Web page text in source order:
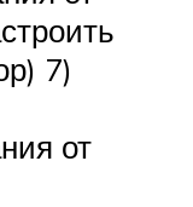
7)
от